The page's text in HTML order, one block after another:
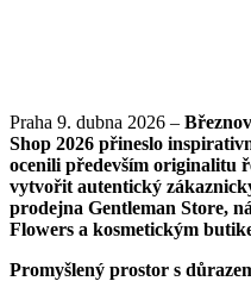
Praha 9. dubna 2026 –
Shop 2026 přineslo
ocenili především originalitu
vytvořit autentický
prodejna Gentleman Store,
Flowers a kosmetickým
Promyšlený prostor s